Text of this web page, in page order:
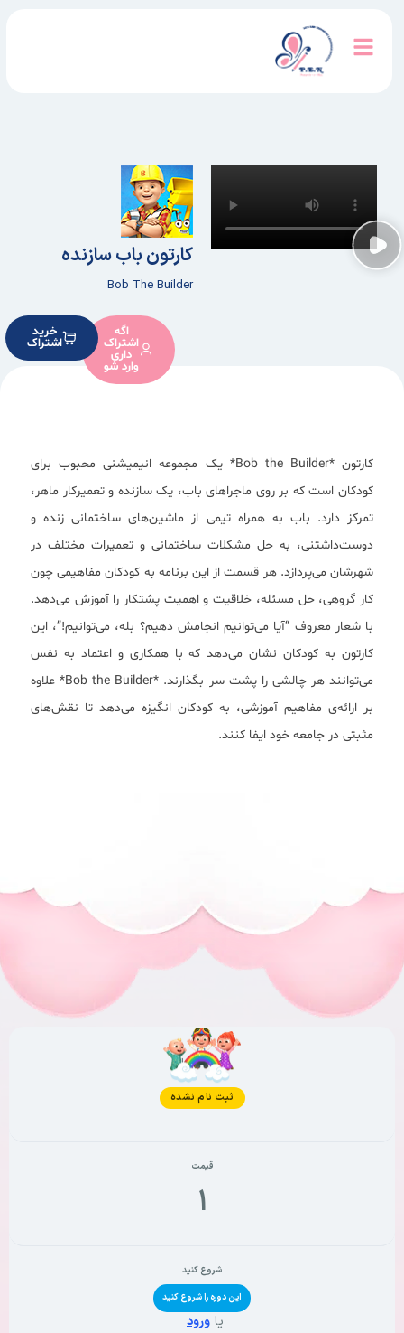
کارتون باب سازنده
Bob The Builder
اگه
اشتراک
داری
وارد شو
خرید
اشتراک
کارتون *Bob the Builder* یک مجموعه انیمیشنی محبوب برای
کودکان است که بر روی ماجراهای باب، یک سازنده و تعمیرکار ماهر،
تمرکز دارد. باب به همراه تیمی از ماشین‌های ساختمانی زنده و
دوست‌داشتنی، به حل مشکلات ساختمانی و تعمیرات مختلف در
شهرشان می‌پردازد. هر قسمت از این برنامه به کودکان مفاهیمی چون
کار گروهی، حل مسئله، خلاقیت و اهمیت پشتکار را آموزش می‌دهد.
با شعار معروف “آیا می‌توانیم انجامش دهیم؟ بله، می‌توانیم!”، این
کارتون به کودکان نشان می‌دهد که با همکاری و اعتماد به نفس
می‌توانند هر چالشی را پشت سر بگذارند. *Bob the Builder* علاوه
بر ارائه‌ی مفاهیم آموزشی، به کودکان انگیزه می‌دهد تا نقش‌های
مثبتی در جامعه خود ایفا کنند.
وضعیت فعلی
ثبت نام نشده
قیمت
۱
شروع کنید
این دوره را شروع کنید
یا ورود